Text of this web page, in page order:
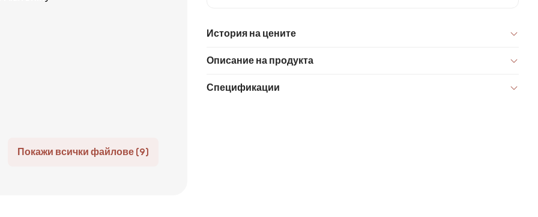
Покажи всички файлове (9)
История на цените
Описание на продукта
Спецификации